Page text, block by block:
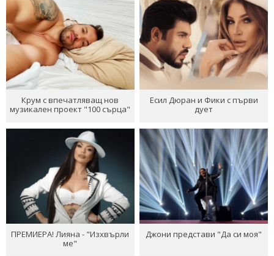
Крум с впечатляващ нов
музикален проект "100 сърца"
Есил Дюран и Фики с първи
дует
ПРЕМИЕРА! Лияна - "Изхвърли
ме"
Джони представи "Да си моя"